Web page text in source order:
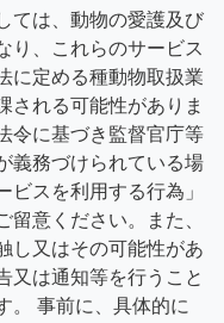
ては、動物の愛護及び
り、これらのサービス
に定める種動物取扱業
される可能性がありま
令に基づき監督官庁等
義務づけられている場
スを利用する行為」
意ください。また、
し又はその可能性があ
又は通知等を行うこと
。 事前に、具体的に